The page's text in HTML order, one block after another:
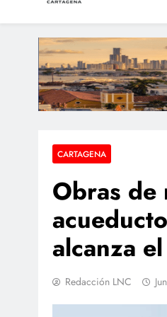
LAS
Periodismo e
CARTAGENA
Obras de
alcanza
Redacción LNC